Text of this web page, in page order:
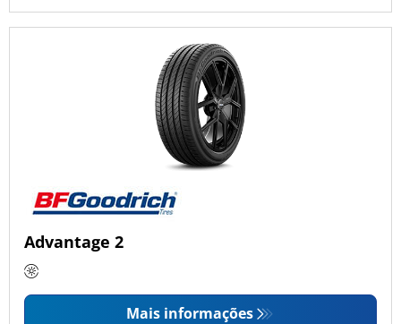
Advantage 2
Mais informações